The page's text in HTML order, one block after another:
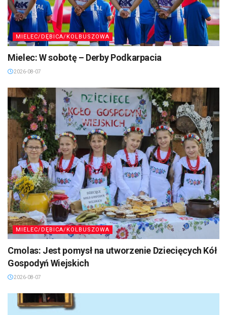
MIELEC/DĘBICA/KOLBUSZOWA
Mielec: W sobotę – Derby Podkarpacia
2026-08-07
MIELEC/DĘBICA/KOLBUSZOWA
Cmolas: Jest pomysł na utworzenie Dziecięcych Kół
Gospodyń Wiejskich
2026-08-07